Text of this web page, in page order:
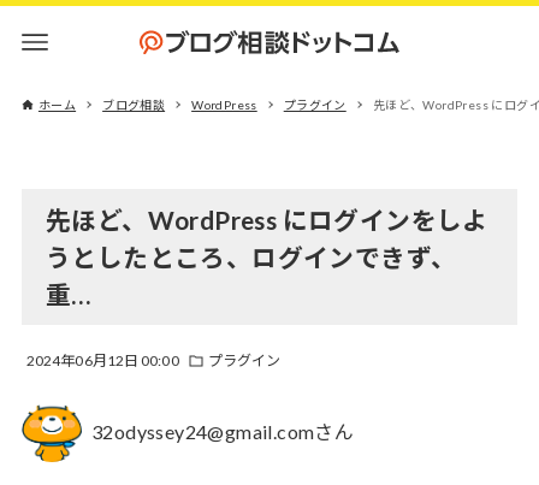
ホーム ブログ相談 WordPress プラグイン 先ほど、WordPress にログ
先ほど、WordPress にログインをしよ
うとしたところ、ログインできず、
重…
2024年06月12日 00:00 プラグイン
32odyssey24@gmail.comさん